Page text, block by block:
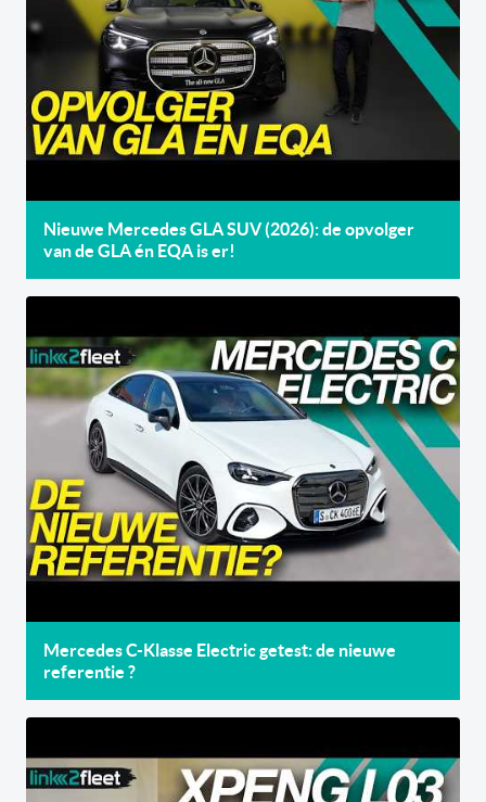
Nieuwe Mercedes GLA SUV (2026): de opvolger
van de GLA én EQA is er!
Mercedes C-Klasse Electric getest: de nieuwe
referentie ?